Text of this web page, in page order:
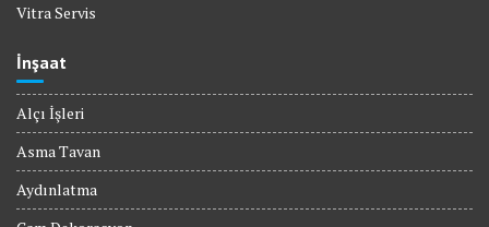
Vitra Servis
İnşaat
Alçı İşleri
Asma Tavan
Aydınlatma